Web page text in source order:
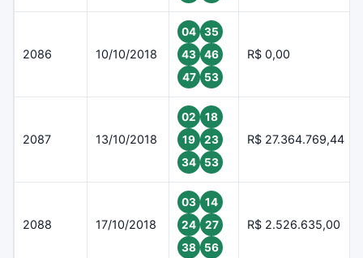
2086 10/10/2018
04
35
43
46
47
53
R$ 0,00
2087 13/10/2018
02
18
19
23
34
53
R$ 27.364.769,44
2088 17/10/2018
03
14
24
27
38
56
R$ 2.526.635,00